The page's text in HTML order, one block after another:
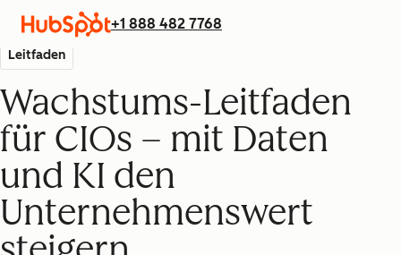
+1 888 482 7768
Leitfaden
Wachstums-Leitfaden
für CIOs – mit Daten
und KI den
Unternehmenswert